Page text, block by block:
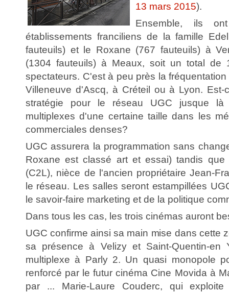
13 mars 2015).
Ensemble, ils
établissements franciliens de la famille
fauteuils) et le Roxane (767 fauteuils) à
(1304 fauteuils) à Meaux, soit un total de
spectateurs. C'est à peu près la
Villeneuve d'Ascq, à Créteil ou à Lyon.
stratégie pour le réseau UGC jusque là
multiplexes d'une certaine taille dans les
commerciales denses?
UGC assurera la programmation sans
Roxane est classé art et essai) tandis que
(C2L), nièce de l'ancien propriétaire Jean-
le réseau. Les salles seront estampillées
le savoir-faire marketing et de la politique
Dans tous les cas, les trois cinémas auront
UGC confirme ainsi sa main mise dans cette
sa présence à Velizy et Saint-Quentin-en
multiplexe à Parly 2. Un quasi monopole
renforcé par le futur cinéma Cine Movida à
par ... Marie-Laure Couderc, qui